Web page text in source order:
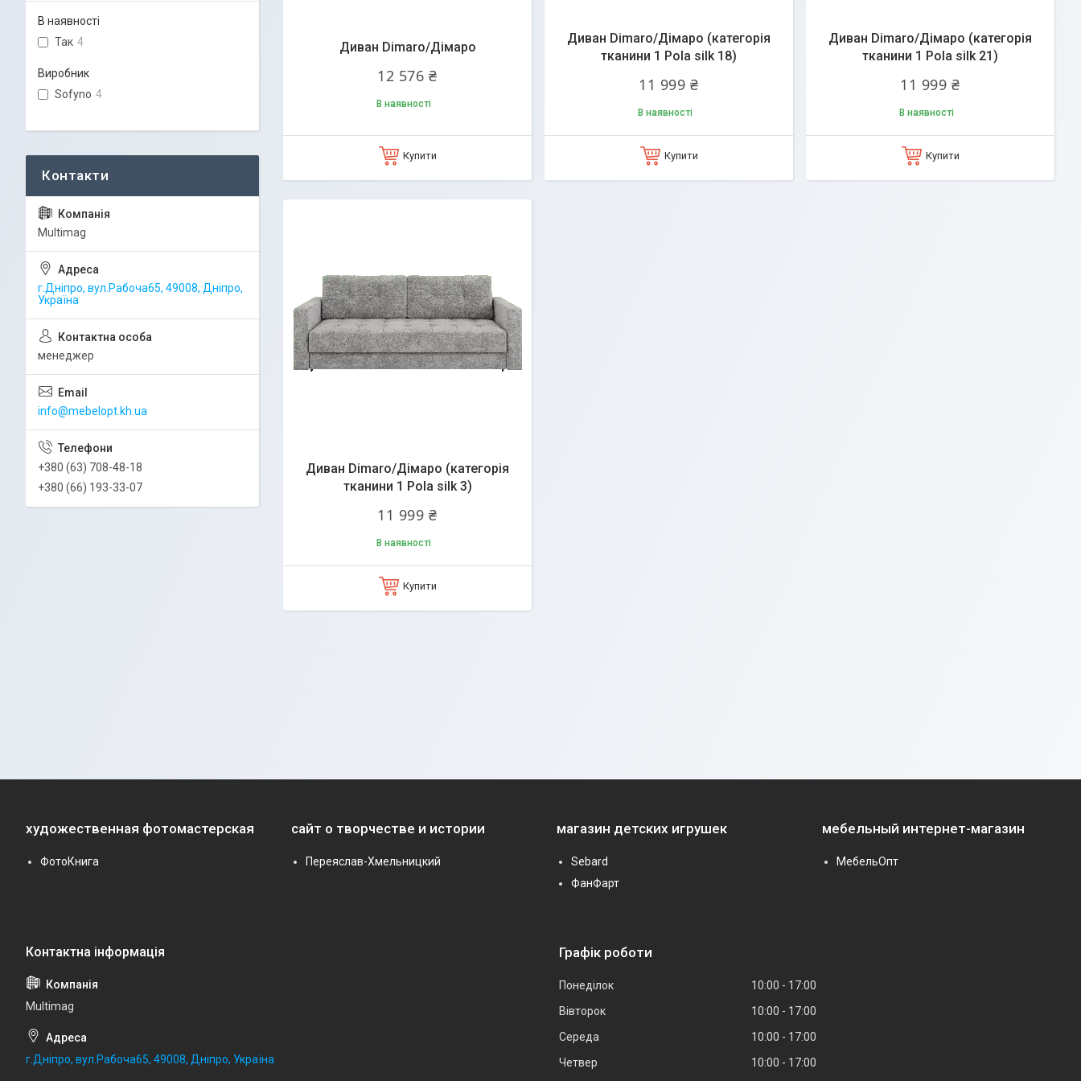
Диван Dimaro/Дімаро
12 576 ₴
В наявності
Купити
Диван Dimaro/Дімаро (категорія
тканини 1 Pola silk 18)
11 999 ₴
В наявності
Купити
Диван Dimaro/Дімаро (категорія
тканини 1 Pola silk 21)
11 999 ₴
В наявності
Купити
Диван Dimaro/Дімаро (категорія
тканини 1 Pola silk 3)
11 999 ₴
В наявності
Купити
В наявності
Так 4
Виробник
Sofyno 4
Multimag
г.Дніпро, вул.Рабоча65, 49008, Дніпро,
Україна
менеджер
info@mebelopt.kh.ua
+380 (63) 708-48-18
+380 (66) 193-33-07
художественная фотомастерская
ФотоКнига
сайт о творчестве и истории
Переяслав-Хмельницкий
магазин детских игрушек
Sebard
ФанФарт
мебельный интернет-магазин
МебельОпт
Multimag
г.Дніпро, вул.Рабоча65, 49008, Дніпро, Україна
Графік роботи
Понеділок 10:00
17:00
Вівторок
10:00
17:00
Середа
10:00
17:00
Четвер
10:00 17:00